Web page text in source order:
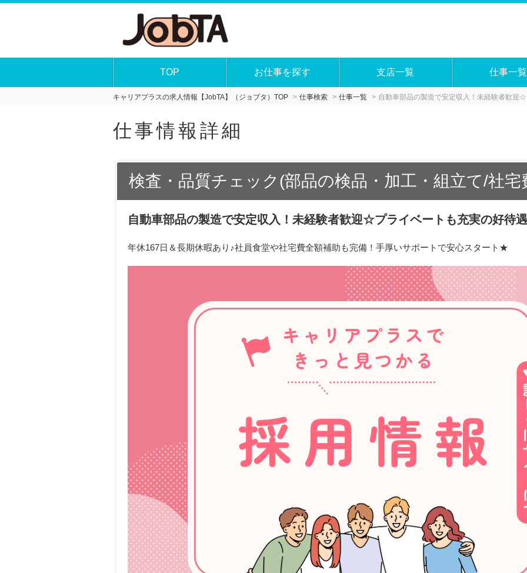
TOP お仕事を探す 支店一覧 仕事一覧
キャリアプラスの求人情報【JobTA】（ジョブタ）TOP 仕事検索 仕事一覧 自動車部品の製造で安定収入！未経験者歓迎
仕事情報詳細
検査・品質チェック(部品の検品・加工・組立て/社宅
自動車部品の製造で安定収入！未経験者歓迎☆プライベートも充実の好待
年休167日＆長期休暇あり♪社員食堂や社宅費全額補助も完備！手厚いサポートで安心スタート★